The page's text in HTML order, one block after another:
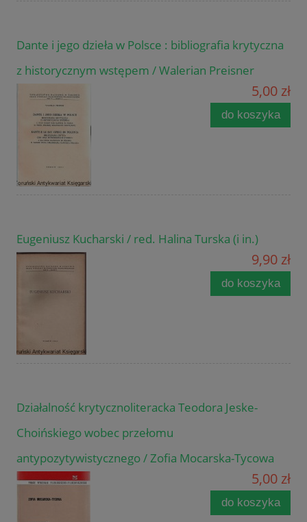
Dante i jego dzieła w Polsce : bibliografia krytyczna
z historycznym wstępem / Walerian Preisner
5,00 zł
do koszyka
Eugeniusz Kucharski / red. Halina Turska (i in.)
9,90 zł
do koszyka
Działalność krytycznoliteracka Teodora Jeske-
Choińskiego wobec przełomu
antypozytywistycznego / Zofia Mocarska-Tycowa
5,00 zł
do koszyka